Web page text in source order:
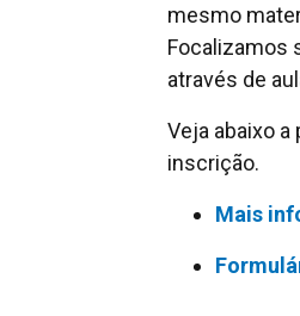
mesmo
Focalizamos
através de
Veja abaixo
inscrição.
Mais